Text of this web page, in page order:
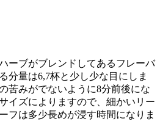
ーブがブレンドしてあるフレーバ
分量は6,7杯と少し少な目にしま
苦みがでないように8分前後にな
イズによりますので、細かいリー
フは多少長めが浸す時間になりま